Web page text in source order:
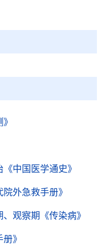
《中国医学通史》
院外急救手册》
、观察期 《传染病》
》